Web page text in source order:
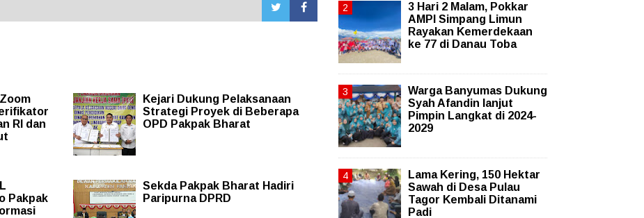
RI dan
Kejari Dukung Pelaksanaan
Strategi Proyek di Beberapa
OPD Pakpak Bharat
Pakpak
Sekda Pakpak Bharat Hadiri
Paripurna DPRD
3 Hari 2 Malam, Pokkar
AMPI Simpang Limun
Rayakan Kemerdekaan
ke 77 di Danau Toba
Warga Banyumas Dukung
Syah Afandin lanjut
Pimpin Langkat di 2024-
2029
Lama Kering, 150 Hektar
Sawah di Desa Pulau
Tagor Kembali Ditanami
Padi